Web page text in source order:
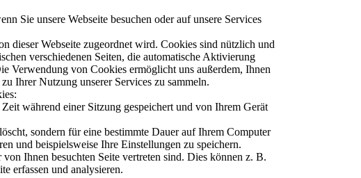
Sie unsere Webseite besuchen oder auf unsere Services
dieser Webseite zugeordnet wird. Cookies sind nützlich und
verschiedenen Seiten, die automatische Aktivierung
Verwendung von Cookies ermöglicht uns außerdem, Ihnen
Ihrer Nutzung unserer Services zu sammeln.
während einer Sitzung gespeichert und von Ihrem Gerät
sondern für eine bestimmte Dauer auf Ihrem Computer
und beispielsweise Ihre Einstellungen zu speichern.
Ihnen besuchten Seite vertreten sind. Dies können z. B.
erfassen und analysieren.